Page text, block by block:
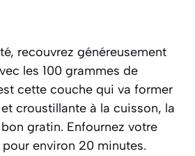
recouvrez généreusement
les 100 grammes de
cette couche qui va former
croustillante à la cuisson, la
gratin. Enfournez votre
environ 20 minutes.